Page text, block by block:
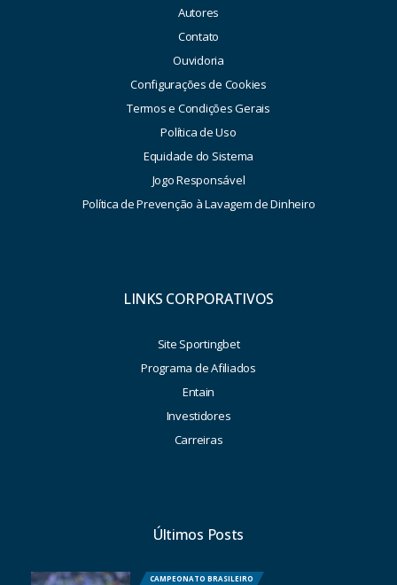
Autores
Contato
Ouvidoria
Configurações de Cookies
Termos e Condições Gerais
Política de Uso
Equidade do Sistema
Jogo Responsável
Política de Prevenção à Lavagem de Dinheiro
LINKS CORPORATIVOS
Site Sportingbet
Programa de Afiliados
Entain
Investidores
Carreiras
Últimos Posts
CAMPEONATO BRASILEIRO